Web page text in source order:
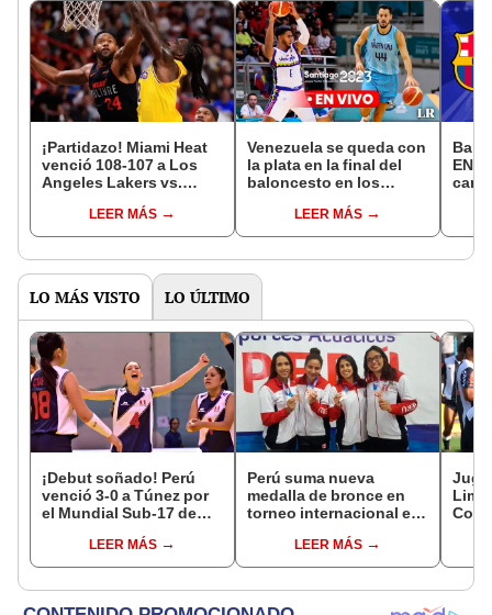
¡Partidazo! Miami Heat
venció 108-107 a Los
Angeles Lakers vs.
LEER MÁS
Venezuela se queda con
la plata en la final del
baloncesto en los
LEER MÁS
EN
LO MÁS VISTO LO ÚLTIMO
¡Debut soñado! Perú
venció 3-0 a Túnez por
el Mundial Sub-17 de
LEER MÁS
Perú suma nueva
medalla de bronce en
torneo internacional en
LEER MÁS